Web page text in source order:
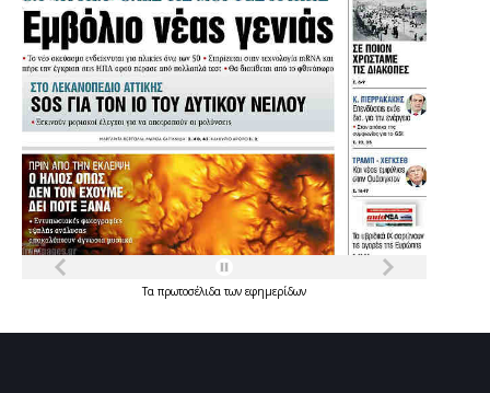
Τα πρωτοσέλιδατων εφημερίδων